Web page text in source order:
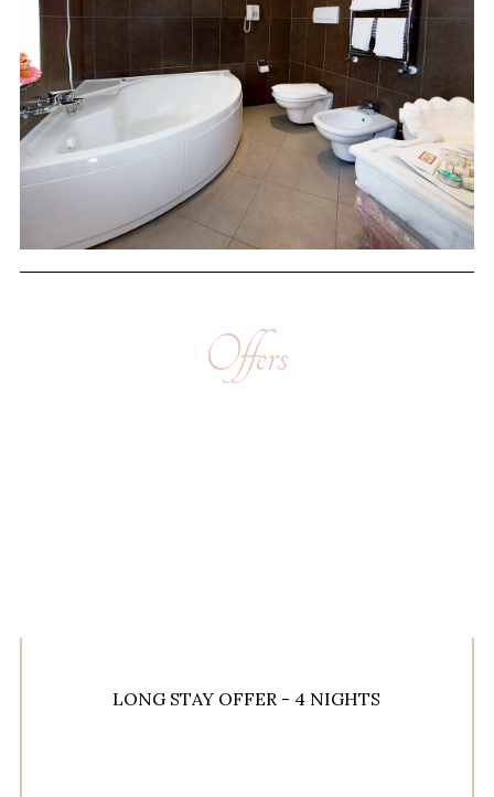
Offers
LONG STAY OFFER - 4 NIGHTS